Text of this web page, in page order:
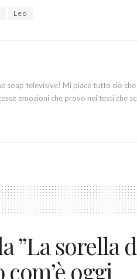
Leo
soap televisive! Mi piace tutto ciò
emozioni che provo nei testi che
”La sorella
oggi